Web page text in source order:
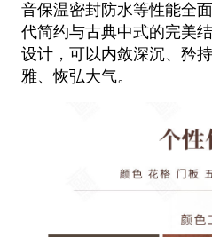
音保温密封防水等性能全
代简约与古典中式的完美
设计，可以内敛深沉、矜
雅、恢弘大气。